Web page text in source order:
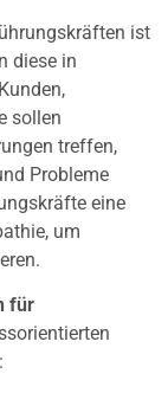
ist
diese in
sollen
treffen,
Probleme
eine
um
für